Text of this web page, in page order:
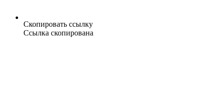
Скопировать ссылку
Ссылка скопирована